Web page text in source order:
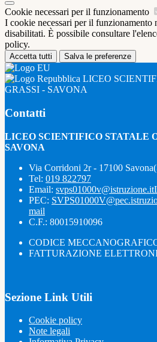
Cookie necessari per il funzionamento
I cookie necessari per il funzionamento
disabilitati. È possibile consultare
policy.
Accetta tutti Salva le preferenze
LICEO
GRASSI - SAVONA
Contatti
LICEO SCIENTIFICO STATALE
SAVONA
Via Corridoni 2r - 17100
Tel: 019 822797
Email: svps01000v@istruzione.it
PEC:
mail
C.F.: 80015910096
CODICE
FATTURAZIONE
Sezione Link Utili
Cookie policy
Note legali